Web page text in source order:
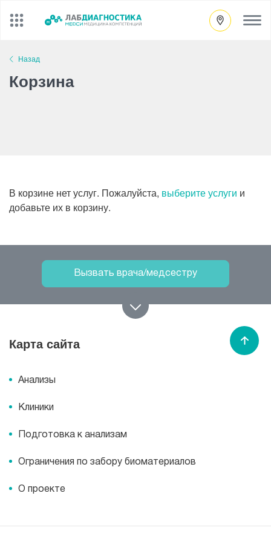
Назад
Корзина
В корзине нет услуг. Пожалуйста, выберите услуги и
добавьте их в корзину.
Вызвать врача/медсестру
Записаться на прием
Карта сайта
Анализы
Клиники
Подготовка к анализам
Ограничения по забору биоматериалов
О проекте